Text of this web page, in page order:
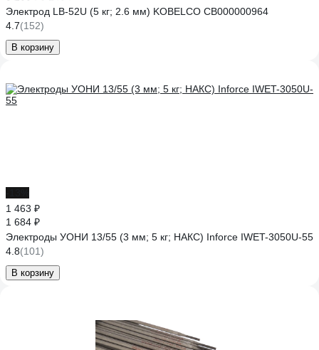
Электрод LB-52U (5 кг; 2.6 мм) KOBELCO СВ000000964
4.7(152)
В корзину
1 463 ₽
1 684 ₽
Электроды УОНИ 13/55 (3 мм; 5 кг; НАКС) Inforce IWET-3050U-55
4.8(101)
В корзину